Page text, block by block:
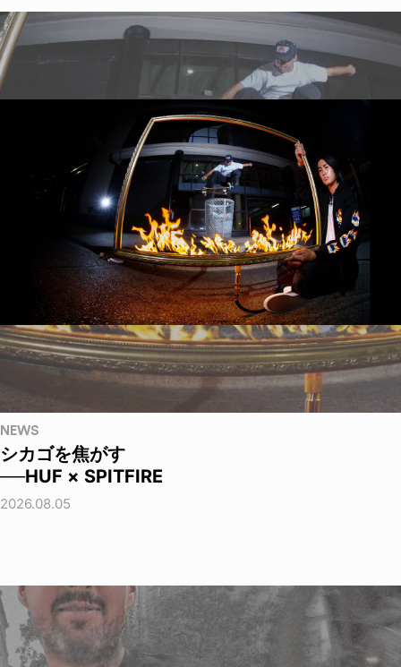
NEWS
シカゴを焦がす
──HUF × SPITFIRE
2026.08.05